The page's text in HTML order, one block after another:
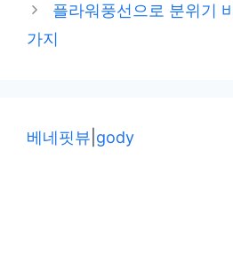
리
플라워풍선으로 분위기
가지
베네핏뷰 gody